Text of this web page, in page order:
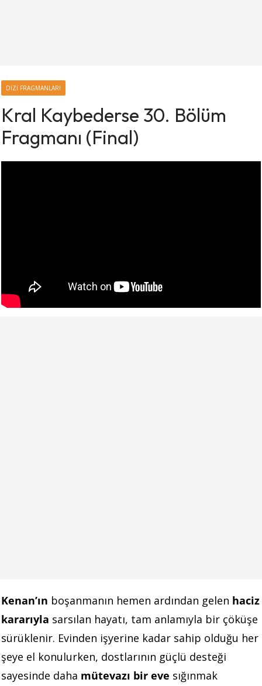
DIZI FRAGMANLARI
Kral Kaybederse 30. Bölüm
Fragmanı (Final)
Kenan’ın boşanmanın hemen ardından gelen haciz
kararıyla sarsılan hayatı, tam anlamıyla bir çöküşe
sürüklenir. Evinden işyerine kadar sahip olduğu her
şeye el konulurken, dostlarının güçlü desteği
sayesinde daha mütevazı bir eve sığınmak